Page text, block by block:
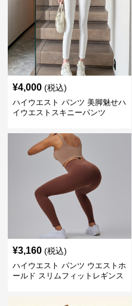
¥4,000 (税込)
ハイウエスト パンツ 美脚魅せハ
イウエストスキニーパンツ
¥3,160 (税込)
ハイウエスト パンツ ウエストホ
ールド スリムフィットレギンス